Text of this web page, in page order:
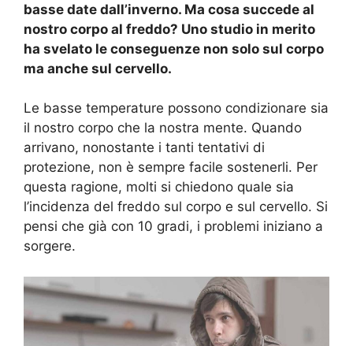
basse date dall’inverno. Ma cosa succede al
nostro corpo al freddo? Uno studio in merito
ha svelato le conseguenze non solo sul corpo
ma anche sul cervello.
Le basse temperature possono condizionare sia
il nostro corpo che la nostra mente. Quando
arrivano, nonostante i tanti tentativi di
protezione, non è sempre facile sostenerli. Per
questa ragione, molti si chiedono quale sia
l’incidenza del freddo sul corpo e sul cervello. Si
pensi che già con 10 gradi, i problemi iniziano a
sorgere.